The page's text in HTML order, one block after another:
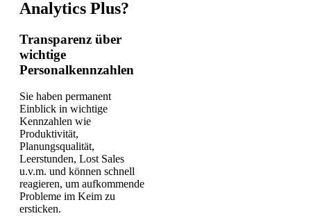
Analytics Plus?
Transparenz über
wichtige
Personalkennzahlen
Sie haben permanent
Einblick in wichtige
Kennzahlen wie
Produktivität,
Planungsqualität,
Leerstunden, Lost Sales
u.v.m. und können schnell
reagieren, um aufkommende
Probleme im Keim zu
ersticken.